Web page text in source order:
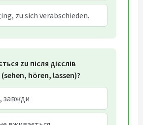
zu sich verabschieden.
zu після дієслів
hören, lassen)?
завжди